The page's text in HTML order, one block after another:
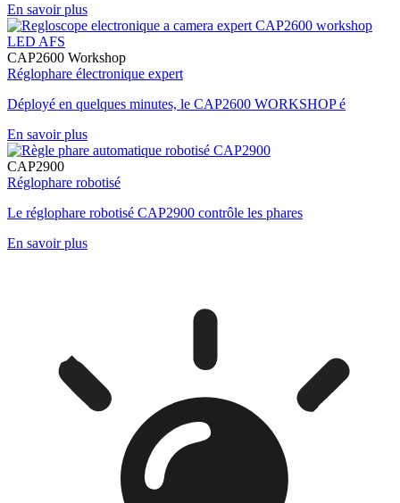
En savoir plus
CAP2600 Workshop
Réglophare électronique expert
Déployé en quelques minutes, le CAP2600 WORKSHOP é
En savoir plus
CAP2900
Réglophare robotisé
Le réglophare robotisé CAP2900 contrôle les phares
En savoir plus